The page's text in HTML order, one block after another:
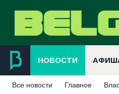
НОВОСТИ
Все новости Главное